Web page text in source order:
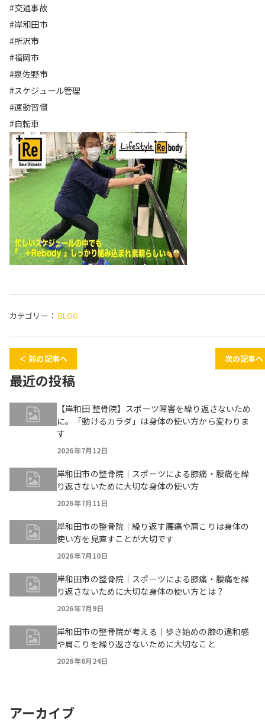
#交通事故
#岸和田市
#所沢市
#福岡市
#泉佐野市
#スケジュール管理
#運動習慣
#自転車
カテゴリー： BLOG
＜ 前の記事へ 次の記事
最近の投稿
【岸和田 整骨院】スポーツ障害を繰り返さないため
に。「動けるカラダ」は身体の使い方から変わりま
す
2026年7月12日
岸和田市の整骨院｜スポーツによる膝痛・腰痛を繰
り返さないために大切な身体の使い方
2026年7月11日
岸和田市の整骨院｜繰り返す腰痛や肩こりは身体の
使い方を見直すことが大切です
2026年7月10日
岸和田市の整骨院｜スポーツによる膝痛・腰痛を繰
り返さないために大切な身体の使い方とは？
2026年7月9日
岸和田市の整骨院が考える｜歩き始めの膝の違和感
や肩こりを繰り返さないために大切なこと
2026年6月24日
アーカイブ